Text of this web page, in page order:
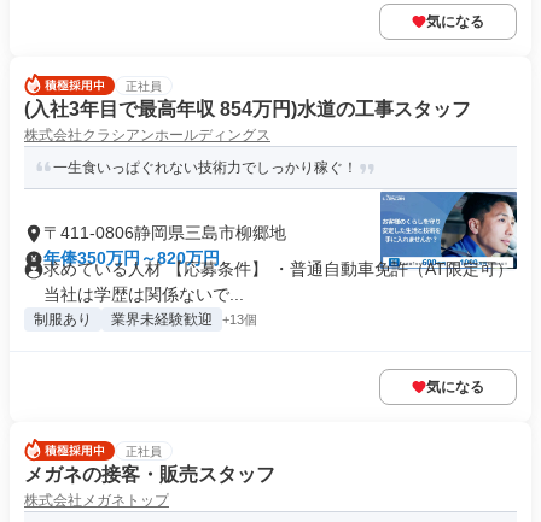
気になる
正社員
(入社3年目で最高年収 854万円)水道の工事スタッフ
株式会社クラシアンホールディングス
一生食いっぱぐれない技術力でしっかり稼ぐ！
〒411-0806静岡県三島市柳郷地
年俸350万円～820万円
求めている人材 【応募条件】 ・普通自動車免許（AT限定可）
当社は学歴は関係ないで...
制服あり 業界未経験歓迎 +13個
気になる
正社員
メガネの接客・販売スタッフ
株式会社メガネトップ